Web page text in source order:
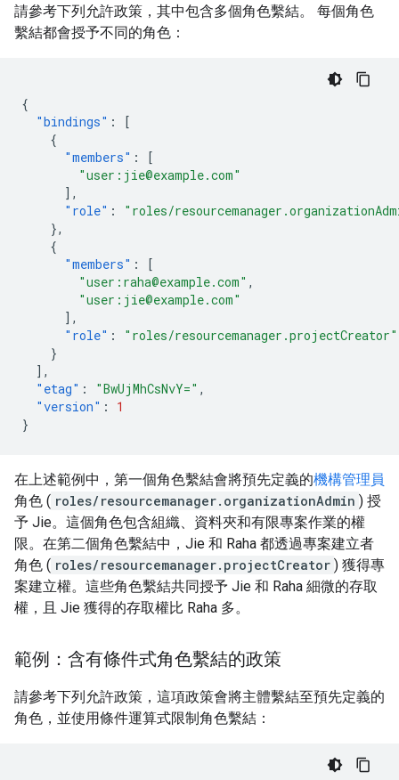
請參考下列允許政策，其中包含多個角色繫結。 每個角色
繫結都會授予不同的角色：
{
"bindings" :
[
{
"members" :
[
"user:jie@example.com"
],
"role" :
"roles/
},
{
"members" :
[
"user:raha@example.com" ,
"user:jie@example.com"
],
"role" :
"roles/resourcemanager.projectCreator"
}
],
"etag" : "BwUjMhCsNvY=" ,
"version" :
1
}
在上述範例中，第一個角色繫結會將預先定義的機構管理員
角色 ( roles/resourcemanager.organizationAdmin ) 授
予 Jie。這個角色包含組織、資料夾和有限專案作業的權
限。在第二個角色繫結中，Jie 和 Raha 都透過專案建立者
角色 ( roles/resourcemanager.projectCreator ) 獲得專
案建立權。這些角色繫結共同授予 Jie 和 Raha 細微的存取
權，且 Jie 獲得的存取權比 Raha 多。
範例：含有條件式角色繫結的政策
請參考下列允許政策，這項政策會將主體繫結至預先定義的
角色，並使用條件運算式限制角色繫結：